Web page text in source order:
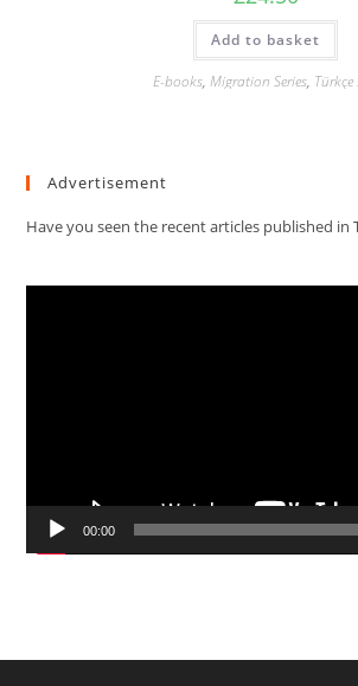
Add to basket
E-books, Migration Series, Türkçe
Advertisement
Have you seen the recent articles published in
00:00